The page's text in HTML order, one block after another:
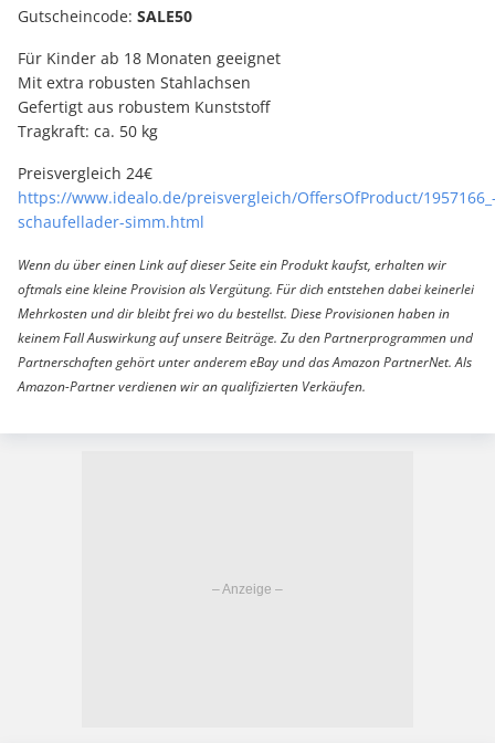
Gutscheincode: SALE50
Für Kinder ab 18 Monaten geeignet
Mit extra robusten Stahlachsen
Gefertigt aus robustem Kunststoff
Tragkraft: ca. 50 kg
Preisvergleich 24€
https://www.idealo.de/preisvergleich/OffersOfProduct/
schaufellader-simm.html
Wenn du über einen Link auf dieser Seite ein Produkt kaufst, erhalten wir
oftmals eine kleine Provision als Vergütung. Für dich entstehen dabei keinerlei
Mehrkosten und dir bleibt frei wo du bestellst. Diese Provisionen haben in
keinem Fall Auswirkung auf unsere Beiträge. Zu den Partnerprogrammen und
Partnerschaften gehört unter anderem eBay und das Amazon PartnerNet. Als
Amazon-Partner verdienen wir an qualifizierten Verkäufen.